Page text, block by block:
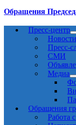
Обращения
Пресс-центр
Новости
Пресс-
СМИ
Медиа
Обращения
Работа